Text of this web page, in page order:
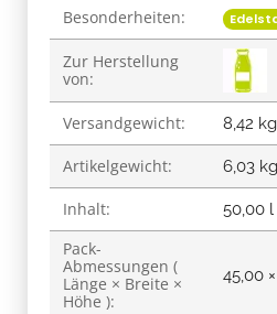
Besonderheiten:
Zur Herstellung
von:
Versandgewicht: 8,42 kg
Artikelgewicht: 6,03 kg
Inhalt: 50,00 l
Pack-
Abmessungen (
Länge × Breite ×
Höhe ):
45,00